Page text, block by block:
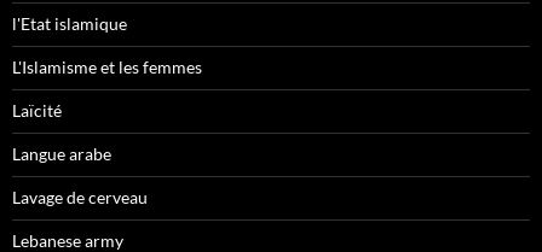
l'Etat islamique
L'Islamisme et les femmes
Laïcité
Langue arabe
Lavage de cerveau
Lebanese army